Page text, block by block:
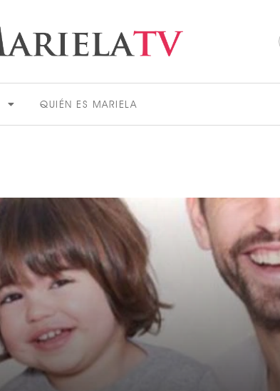
QUIÉN ES MARIELA
ACTUALIDAD
VER MÁS
VER TODAS LAS CATEGORÍAS